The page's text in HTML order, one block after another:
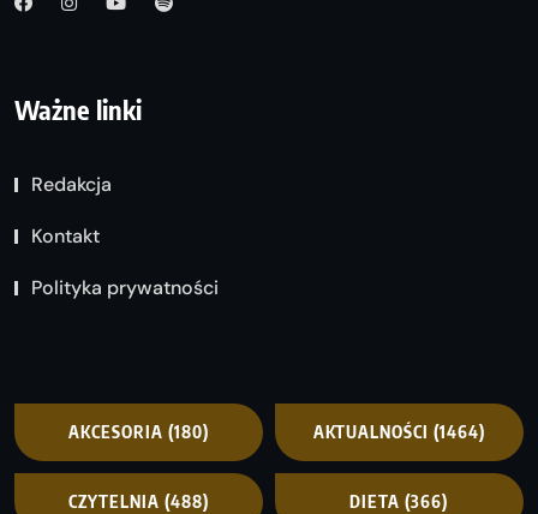
Ważne linki
Redakcja
Kontakt
Polityka prywatności
AKCESORIA (180) AKTUALNOŚCI (1464)
CZYTELNIA (488) DIETA (366)